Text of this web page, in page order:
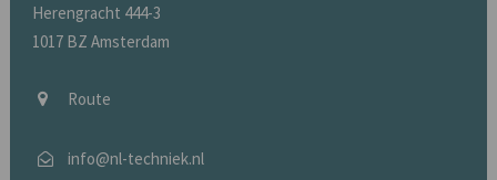
Herengracht 444-3
1017 BZ Amsterdam
Route
info@nl-techniek.nl